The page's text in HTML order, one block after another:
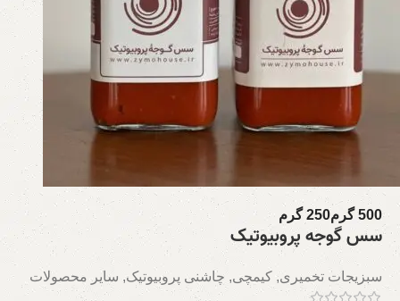
500 گرم 250 گرم
سس گوجه پروبیوتیک
سبزیجات تخمیری, کیمچی, چاشنی پروبیوتیک, سایر محصولات